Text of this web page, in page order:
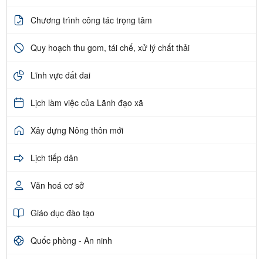
Chương trình công tác trọng tâm
Quy hoạch thu gom, tái chế, xử lý chất thải
Lĩnh vực đất đai
Lịch làm việc của Lãnh đạo xã
Xây dựng Nông thôn mới
Lịch tiếp dân
Văn hoá cơ sở
Giáo dục đào tạo
Quốc phòng - An ninh